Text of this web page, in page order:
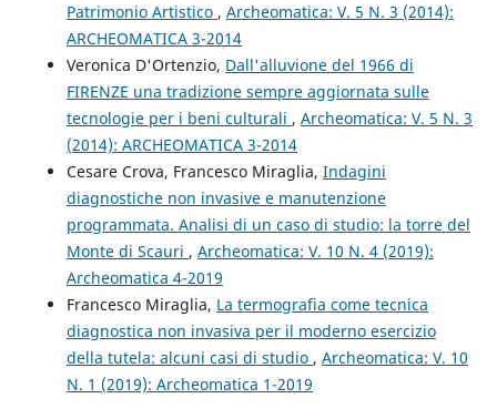
Patrimonio Artistico , Archeomatica: V. 5 N. 3 (2014):
ARCHEOMATICA 3-2014
Veronica D'Ortenzio, Dall'alluvione del 1966 di
FIRENZE una tradizione sempre aggiornata sulle
tecnologie per i beni culturali , Archeomatica: V. 5 N. 3
(2014): ARCHEOMATICA 3-2014
Cesare Crova, Francesco Miraglia, Indagini
diagnostiche non invasive e manutenzione
programmata. Analisi di un caso di studio: la torre del
Monte di Scauri , Archeomatica: V. 10 N. 4 (2019):
Archeomatica 4-2019
Francesco Miraglia, La termografia come tecnica
diagnostica non invasiva per il moderno esercizio
della tutela: alcuni casi di studio , Archeomatica: V. 10
N. 1 (2019): Archeomatica 1-2019